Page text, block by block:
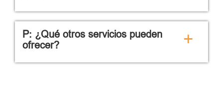
P: ¿Qué otros servicios pueden
ofrecer?
+